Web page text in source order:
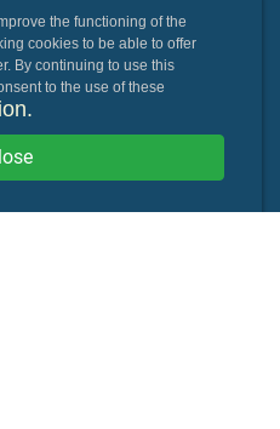
the functioning of the
cookies to be able to offer
By continuing to use this
to the use of these